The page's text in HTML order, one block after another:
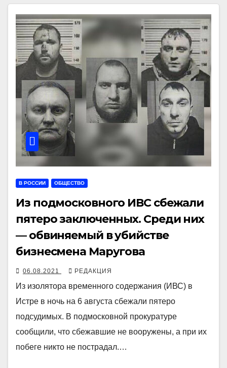
В РОССИИ ОБЩЕСТВО
Из подмосковного ИВС сбежали
пятеро заключенных. Среди них
— обвиняемый в убийстве
бизнесмена Маругова
06.08.2021 РЕДАКЦИЯ
Из изолятора временного содержания (ИВС) в
Истре в ночь на 6 августа сбежали пятеро
подсудимых. В подмосковной прокуратуре
сообщили, что сбежавшие не вооружены, а при их
побеге никто не пострадал.…